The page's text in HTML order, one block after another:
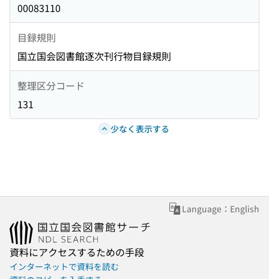
00083110
目録規則
国立国会図書館逐次刊行物目録規則
整理区分コード
131
少なく表示する
Language：English
資料にアクセスするための手段
インターネットで資料を読む